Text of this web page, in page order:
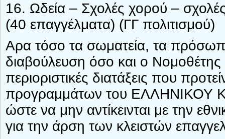
16. Ωδεία – Σχολές χορού –
(40 επαγγέλματα) (ΓΓ πολιτισμού)
Αρα τόσο τα σωματεία, τα
διαβούλευση όσο και ο
περιοριστικές διατάξεις που
προγραμμάτων του
ώστε να μην αντίκεινται με την
για την άρση των κλειστών